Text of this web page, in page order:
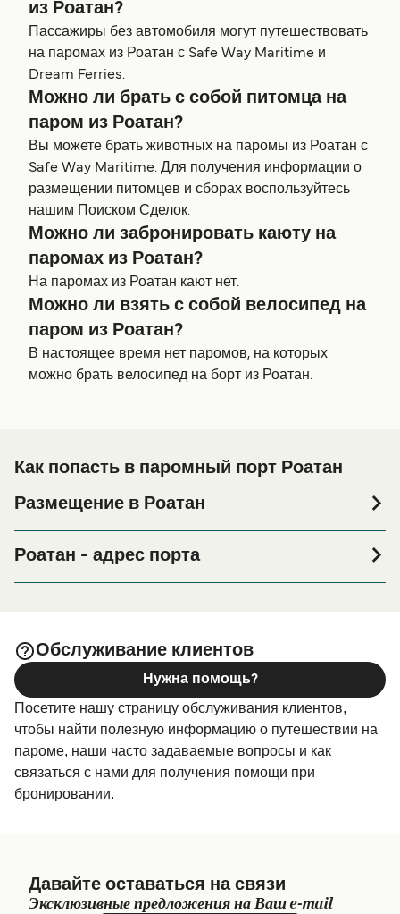
из Роатан?
Пассажиры без автомобиля могут путешествовать
на паромах из Роатан с Safe Way Maritime и
Dream Ferries.
Можно ли брать с собой питомца на
паром из Роатан?
Вы можете брать животных на паромы из Роатан с
Safe Way Maritime. Для получения информации о
размещении питомцев и сборах воспользуйтесь
нашим Поиском Сделок.
Можно ли забронировать каюту на
паромах из Роатан?
На паромах из Роатан кают нет.
Можно ли взять с собой велосипед на
паром из Роатан?
В настоящее время нет паромов, на которых
можно брать велосипед на борт из Роатан.
Как попасть в паромный порт Роатан
Размещение в Роатан
его окрестностях перед или после вашей поездки, или
если вы ищете вариант проживания на весь период
Роатан - адрес порта
la Bahía HN, Calle principal, 34101 Dixon Cove,
Honduras
Обслуживание клиентов
Посетите нашу страницу обслуживания клиентов,
чтобы найти полезную информацию о путешествии на
пароме, наши часто задаваемые вопросы и как
связаться с нами для получения помощи при
бронировании.
Нужна помощь?
Давайте оставаться на связи
Эксклюзивные предложения на Ваш e-mail